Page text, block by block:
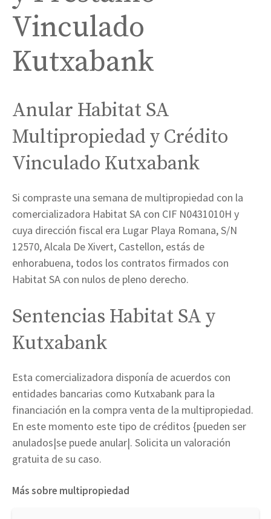
Vinculado
Kutxabank
Anular Habitat SA
Multipropiedad y Crédito
Vinculado Kutxabank
Si compraste una semana de multipropiedad con la
comercializadora Habitat SA con CIF N0431010H y
cuya dirección fiscal era Lugar Playa Romana, S/N
12570, Alcala De Xivert, Castellon, estás de
enhorabuena, todos los contratos firmados con
Habitat SA con nulos de pleno derecho.
Sentencias Habitat SA y
Kutxabank
Esta comercializadora disponía de acuerdos con
entidades bancarias como Kutxabank para la
financiación en la compra venta de la multipropiedad.
En este momento este tipo de créditos {pueden ser
anulados|se puede anular|. Solicita un valoración
gratuita de su caso.
Más sobre multipropiedad